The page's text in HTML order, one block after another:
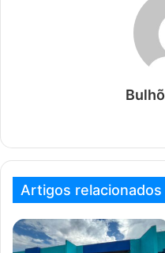
Artigos relacionados